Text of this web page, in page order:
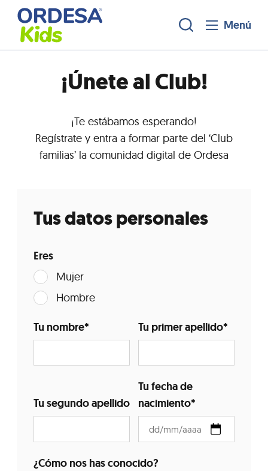
Menú
¡Únete al Club!
¡Te estábamos esperando!
Regístrate y entra a formar parte del ‘Club
familias’ la comunidad digital de Ordesa
Tus datos personales
Eres
Mujer
Hombre
Tu nombre* Tu primer apellido*
Tu segundo apellido
Tu fecha de
nacimiento*
¿Cómo nos has conocido?